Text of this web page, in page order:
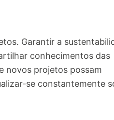
Garantir a
conhecimentos das
novos projetos possam
se constantemente